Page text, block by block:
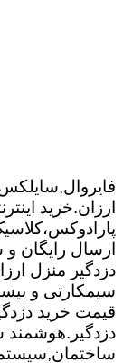
ارزان.خرید
دزدگیر منزل
سیمکارتی و
قیمت خرید
دزدگیر.هوشمند